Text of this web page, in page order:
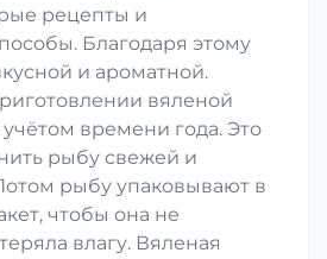
рецепты и
Благодаря этому
и ароматной.
вяленой
времени года. Это
рыбу свежей и
рыбу упаковывают в
чтобы она не
влагу. Вяленая